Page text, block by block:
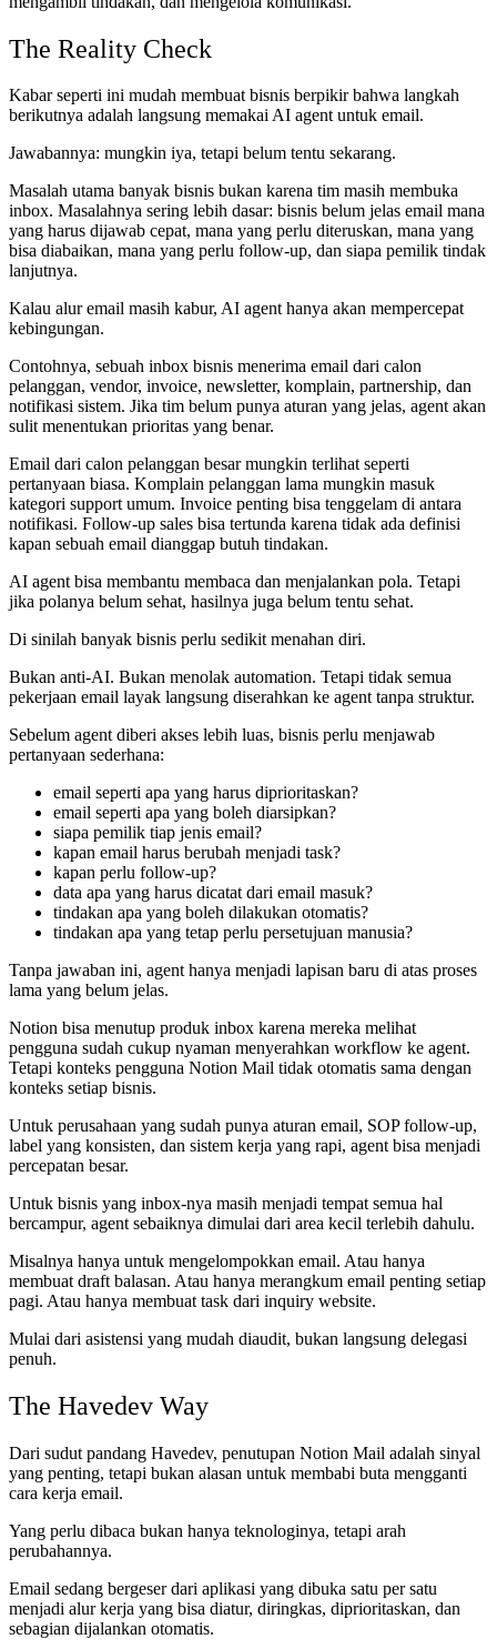
The Reality Check
Kabar seperti ini mudah membuat bisnis berpikir bahwa langkah
berikutnya adalah langsung memakai AI agent untuk email.
Jawabannya: mungkin iya, tetapi belum tentu sekarang.
Masalah utama banyak bisnis bukan karena tim masih membuka
inbox. Masalahnya sering lebih dasar: bisnis belum jelas email mana
yang harus dijawab cepat, mana yang perlu diteruskan, mana yang
bisa diabaikan, mana yang perlu follow-up, dan siapa pemilik tindak
lanjutnya.
Kalau alur email masih kabur, AI agent hanya akan mempercepat
kebingungan.
Contohnya, sebuah inbox bisnis menerima email dari calon
pelanggan, vendor, invoice, newsletter, komplain, partnership, dan
notifikasi sistem. Jika tim belum punya aturan yang jelas, agent akan
sulit menentukan prioritas yang benar.
Email dari calon pelanggan besar mungkin terlihat seperti
pertanyaan biasa. Komplain pelanggan lama mungkin masuk
kategori support umum. Invoice penting bisa tenggelam di antara
notifikasi. Follow-up sales bisa tertunda karena tidak ada definisi
kapan sebuah email dianggap butuh tindakan.
AI agent bisa membantu membaca dan menjalankan pola. Tetapi
jika polanya belum sehat, hasilnya juga belum tentu sehat.
Di sinilah banyak bisnis perlu sedikit menahan diri.
Bukan anti-AI. Bukan menolak automation. Tetapi tidak semua
pekerjaan email layak langsung diserahkan ke agent tanpa struktur.
Sebelum agent diberi akses lebih luas, bisnis perlu menjawab
pertanyaan sederhana:
email seperti apa yang harus diprioritaskan?
email seperti apa yang boleh diarsipkan?
siapa pemilik tiap jenis email?
kapan email harus berubah menjadi task?
kapan perlu follow-up?
data apa yang harus dicatat dari email masuk?
tindakan apa yang boleh dilakukan otomatis?
tindakan apa yang tetap perlu persetujuan manusia?
Tanpa jawaban ini, agent hanya menjadi lapisan baru di atas proses
lama yang belum jelas.
Notion bisa menutup produk inbox karena mereka melihat
pengguna sudah cukup nyaman menyerahkan workflow ke agent.
Tetapi konteks pengguna Notion Mail tidak otomatis sama dengan
konteks setiap bisnis.
Untuk perusahaan yang sudah punya aturan email, SOP follow-up,
label yang konsisten, dan sistem kerja yang rapi, agent bisa menjadi
percepatan besar.
Untuk bisnis yang inbox-nya masih menjadi tempat semua hal
bercampur, agent sebaiknya dimulai dari area kecil terlebih dahulu.
Misalnya hanya untuk mengelompokkan email. Atau hanya
membuat draft balasan. Atau hanya merangkum email penting setiap
pagi. Atau hanya membuat task dari inquiry website.
Mulai dari asistensi yang mudah diaudit, bukan langsung delegasi
penuh.
The Havedev Way
Dari sudut pandang Havedev, penutupan Notion Mail adalah sinyal
yang penting, tetapi bukan alasan untuk membabi buta mengganti
cara kerja email.
Yang perlu dibaca bukan hanya teknologinya, tetapi arah
perubahannya.
Email sedang bergeser dari aplikasi yang dibuka satu per satu
menjadi alur kerja yang bisa diatur, diringkas, diprioritaskan, dan
sebagian dijalankan otomatis.